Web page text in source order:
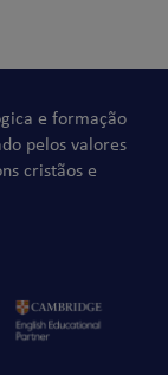
e formação
pelos valores
cristãos e